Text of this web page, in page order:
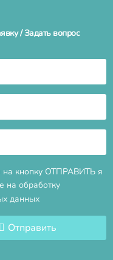
/ Задать вопрос
кнопку ОТПРАВИТЬ я
на обработку
данных
Отправить